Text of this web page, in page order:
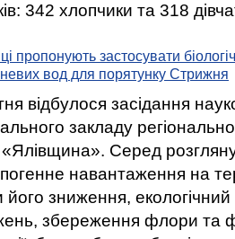
342 хлопчики та 318
пропонують застосувати
вод для порятунку Стрижня
відбулося засідання
закладу
«Ялівщина». Серед
навантаження на
зниження, екологічний
збереження флори та